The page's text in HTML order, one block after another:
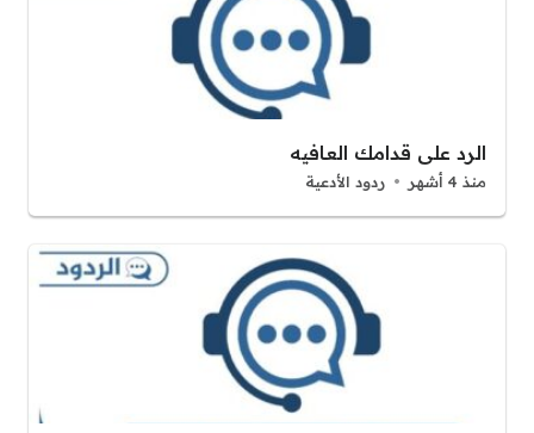
الرد على قدامك العافيه
منذ 4 أشهر ردود الأدعية